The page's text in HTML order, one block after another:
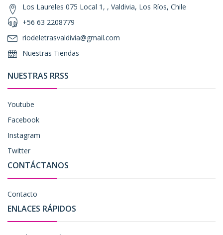
Los Laureles 075 Local 1, , Valdivia, Los Ríos, Chile
+56 63 2208779
riodeletrasvaldivia@gmail.com
Nuestras Tiendas
NUESTRAS RRSS
Youtube
Facebook
Instagram
Twitter
CONTÁCTANOS
Contacto
ENLACES RÁPIDOS